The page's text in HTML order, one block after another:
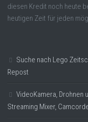
diesen Kredit noch heute
heutigen Zeit für jeden
Suche nach Lego
Repost
VideoKamera, Drohnen
Streaming Mixer,